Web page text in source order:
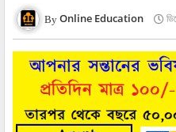
Online Education